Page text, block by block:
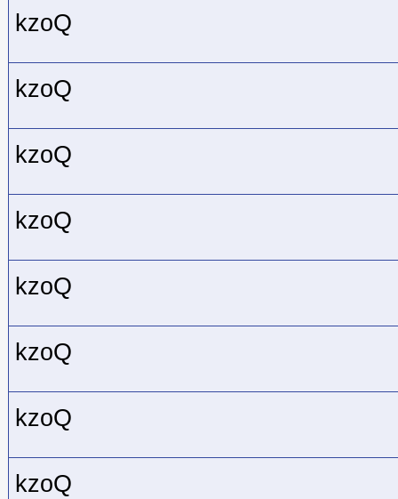
kzoQ
kzoQ
kzoQ
kzoQ
kzoQ
kzoQ
kzoQ
kzoQ